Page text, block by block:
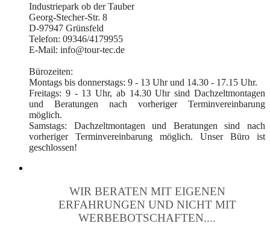
Industriepark ob der Tauber
Georg-Stecher-Str. 8
D-97947 Grünsfeld
Telefon: 09346/4179955
E-Mail: info@tour-tec.de
Bürozeiten:
Montags bis donnerstags: 9 - 13 Uhr und 14.30 - 17.15 Uhr.
Freitags: 9 - 13 Uhr, ab 14.30 Uhr sind Dachzeltmontagen
und Beratungen nach vorheriger Terminvereinbarung
möglich.
Samstags: Dachzeltmontagen und Beratungen sind nach
vorheriger Terminvereinbarung möglich. Unser Büro ist
geschlossen!
WIR BERATEN MIT EIGENEN
ERFAHRUNGEN UND NICHT MIT
WERBEBOTSCHAFTEN....